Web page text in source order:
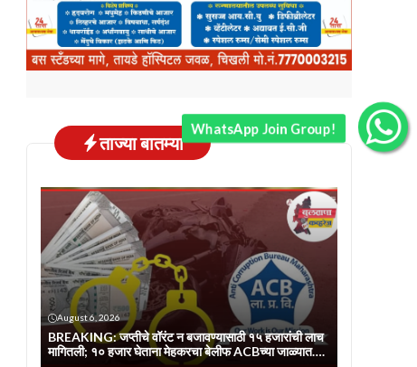
ताज्या बातम्या
August 6, 2026
BREAKING: जप्तीचे वॉरंट न बजावण्यासाठी १५ हजारांची लाच
मागितली; १० हजार घेताना मेहकरचा बेलीफ ACBच्या जाळ्यात….
WhatsApp Join Group!